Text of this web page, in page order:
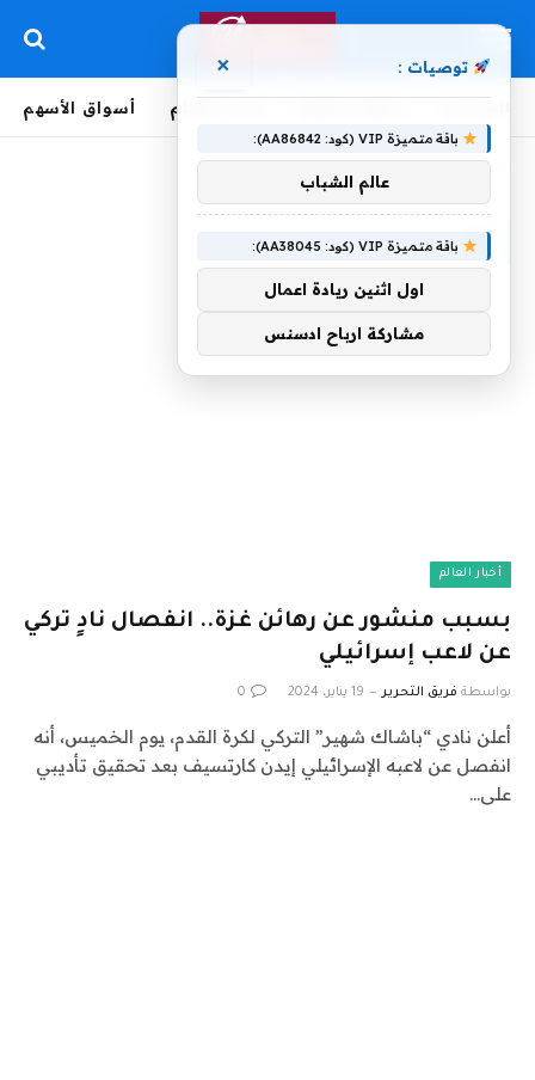
أخبار العالم أسواق الأسهم
ناد
أخبار العالم
بسبب منشور عن رهائن غزة.. انفصال نادٍ تركي
عن لاعب إسرائيلي
بواسطة فريق التحرير 19 يناير، 2024 0
أعلن نادي “باشاك شهير” التركي لكرة القدم، يوم الخميس، أنه
انفصل عن لاعبه الإسرائيلي إيدن كارتسيف بعد تحقيق تأديبي
على…
توصيات : ×
باقة متميزة VIP (كود: AA86842):
عالم الشباب
باقة متميزة VIP (كود: AA38045):
اول اثنين ريادة اعمال
مشاركة ارباح ادسنس